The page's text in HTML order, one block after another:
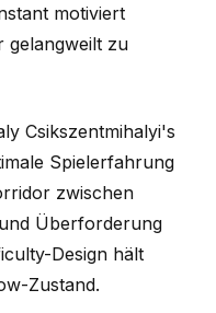
motiviert
gelangweilt zu
Csikszentmihalyi's
Spielerfahrung
zwischen
Überforderung
Design hält
Zustand.